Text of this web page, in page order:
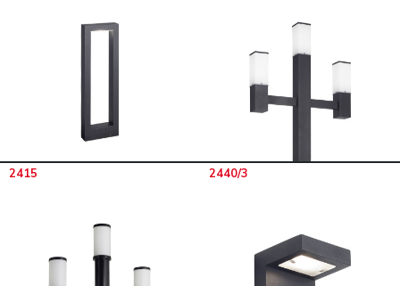
2415 2440/3